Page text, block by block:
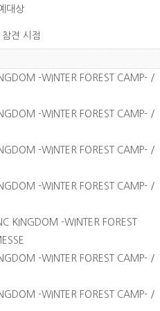
대상
견 시점
-WINTER FOREST CAMP- /
-WINTER FOREST CAMP- /
-WINTER FOREST CAMP- /
-WINTER FOREST CAMP- /
KINGDOM -WINTER FOREST
-WINTER FOREST CAMP- /
-WINTER FOREST CAMP- /